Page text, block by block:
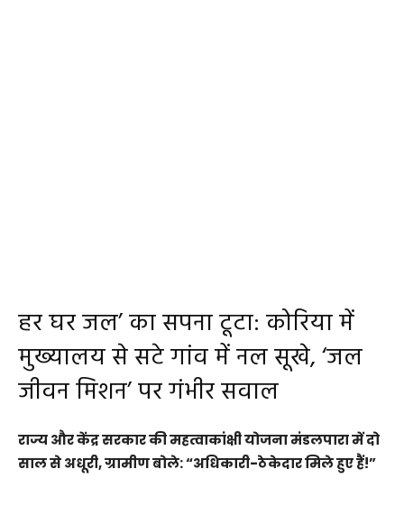
हर घर जल’ का सपना टूटा: कोरिया में
मुख्यालय से सटे गांव में नल सूखे, ‘जल
जीवन मिशन’ पर गंभीर सवाल
राज्य और केंद्र सरकार की महत्वाकांक्षी योजना मंडलपारा में दो
साल से अधूरी, ग्रामीण बोले: “अधिकारी-ठेकेदार मिले हुए हैं!”